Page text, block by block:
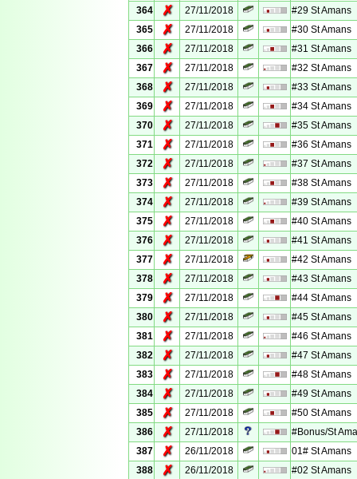
364
✗ 27/11/2018
#29 St Amans
365
✗ 27/11/2018
#30 St Amans
366
✗ 27/11/2018
#31 St Amans
367
✗ 27/11/2018
#32 St Amans
368
✗ 27/11/2018
#33 St Amans
369
✗ 27/11/2018
#34 St Amans
370
✗ 27/11/2018
#35 St Amans
371
✗ 27/11/2018
#36 St Amans
372
✗ 27/11/2018
#37 St Amans
373
✗ 27/11/2018
#38 St Amans
374
✗ 27/11/2018
#39 St Amans
375
✗ 27/11/2018
#40 St Amans
376
✗ 27/11/2018
#41 St Amans
377
✗ 27/11/2018
#42 St Amans
378
✗ 27/11/2018
#43 St Amans
379
✗ 27/11/2018
#44 St Amans
380
✗ 27/11/2018
#45 St Amans
381
✗ 27/11/2018
#46 St Amans
382
✗ 27/11/2018
#47 St Amans
383
✗ 27/11/2018
#48 St Amans
384
✗ 27/11/2018
#49 St Amans
385
✗ 27/11/2018
#50 St Amans
386
✗ 27/11/2018
#Bonus/St
387
✗ 26/11/2018
01# St Amans
388
✗ 26/11/2018
#02 St Amans